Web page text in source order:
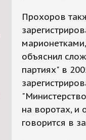
Прохоров
объяснил
партиях" в
на воротах, и
говорится в